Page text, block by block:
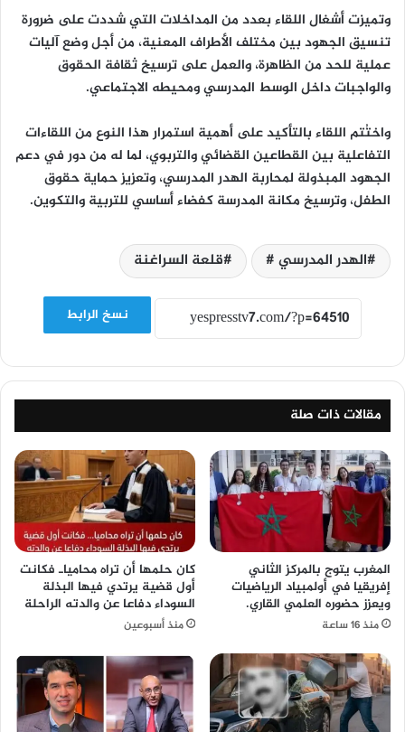
وتميزت أشغال اللقاء بعدد من المداخلات التي شددت على ضرورة
تنسيق الجهود بين مختلف الأطراف المعنية، من أجل وضع آليات
عملية للحد من الظاهرة، والعمل على ترسيخ ثقافة الحقوق
والواجبات داخل الوسط المدرسي ومحيطه الاجتماعي.
واختُتم اللقاء بالتأكيد على أهمية استمرار هذا النوع من اللقاءات
التفاعلية بين القطاعين القضائي والتربوي، لما له من دور في دعم
الجهود المبذولة لمحاربة الهدر المدرسي، وتعزيز حماية حقوق
الطفل، وترسيخ مكانة المدرسة كفضاء أساسي للتربية والتكوين.
الهدر المدرسي # قلعة السراغنة
نسخ الرابط
مقالات ذات صلة
المغرب يتوج بالمركز الثاني
إفريقيا في أولمبياد الرياضيات
ويعزز حضوره العلمي القاري.
منذ 16 ساعة
كان حلمها أن تراه محامياـ فكانت
أول قضية يرتدي فيها البذلة
السوداء دفاعا عن والدته الراحلة
منذ أسبوعين